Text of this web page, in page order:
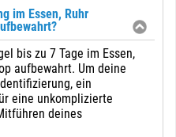
im Essen, Ruhr
bis zu 7 Tage im Essen,
aufbewahrt. Um deine
ein
eine unkomplizierte
deines